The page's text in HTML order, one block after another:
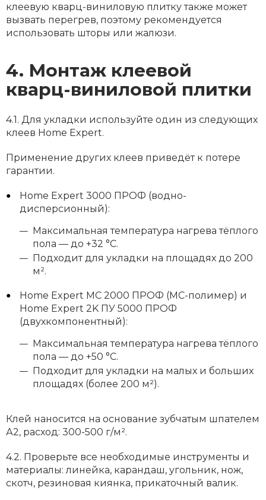
клеевую кварц-виниловую плитку также может
вызвать перегрев, поэтому рекомендуется
использовать шторы или жалюзи.
4. Монтаж клеевой
кварц-виниловой плитки
4.1. Для укладки используйте один из следующих
клеев Home Expert.
Применение других клеев приведёт к потере
гарантии.
Home Expert 3000 ПРОФ (водно-
дисперсионный):
Максимальная температура нагрева тёплого
пола — до +32 °C.
Подходит для укладки на площадях до 200
м².
Home Expert МС 2000 ПРОФ (МС-полимер) и
Home Expert 2K ПУ 5000 ПРОФ
(двухкомпонентный):
Максимальная температура нагрева тёплого
пола — до +50 °C.
Подходит для укладки на малых и больших
площадях (более 200 м²).
Клей наносится на основание зубчатым шпателем
А2, расход: 300-500 г/м².
4.2. Проверьте все необходимые инструменты и
материалы: линейка, карандаш, угольник, нож,
скотч, резиновая киянка, прикаточный валик.